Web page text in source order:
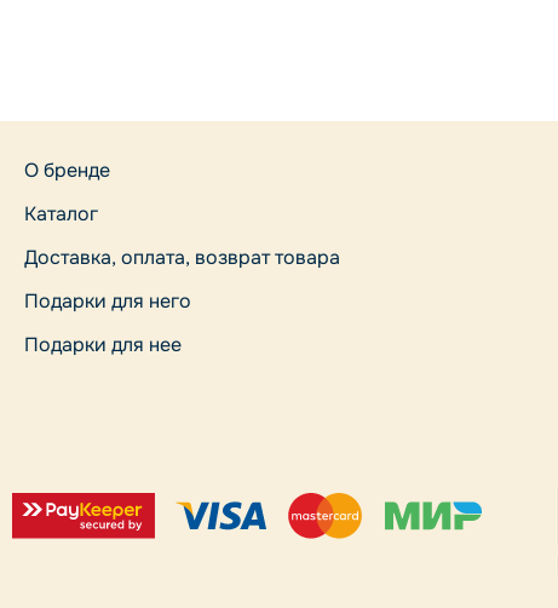
О бренде
Каталог
Доставка, оплата, возврат товара
Подарки для него
Подарки для нее